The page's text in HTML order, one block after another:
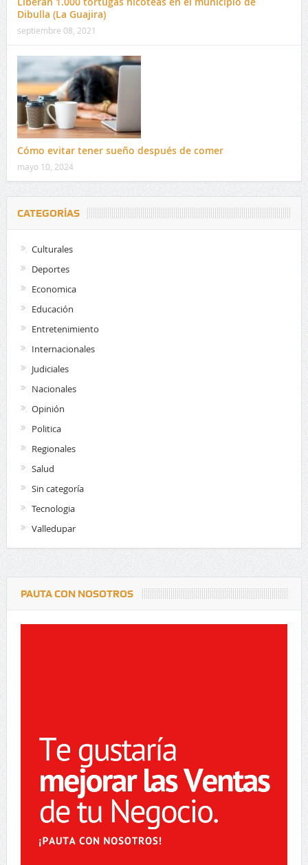
Dibulla (La Guajira)
septiembre 08, 2021
Cómo evitar tener sueño después de comer
mayo 10, 2024
CATEGORÍAS
Culturales
Deportes
Economica
Educación
Entretenimiento
Internacionales
Judiciales
Nacionales
Opinión
Politica
Regionales
Salud
Sin categoría
Tecnologia
Valledupar
PAUTA CON NOSOTROS